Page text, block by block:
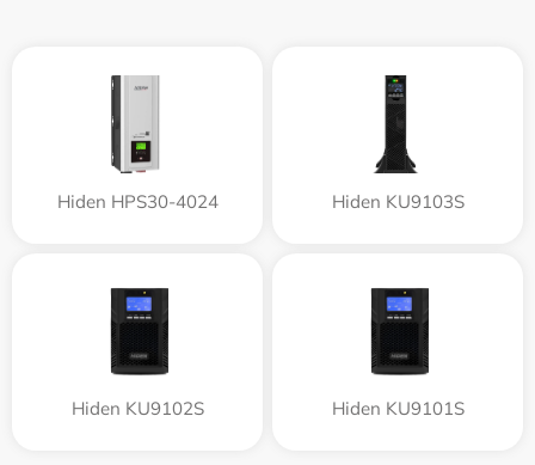
Hiden HPS30-4024 Hiden KU9103S
Hiden KU9102S Hiden KU9101S